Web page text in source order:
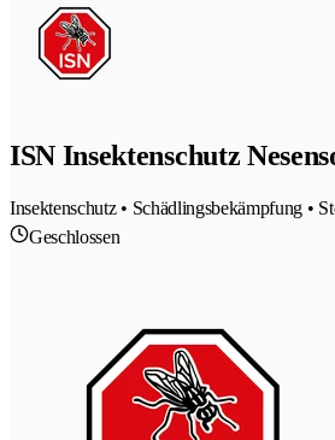
ISN Insektenschutz
Insektenschutz • Schädlingsbekämpfung •
Geschlossen